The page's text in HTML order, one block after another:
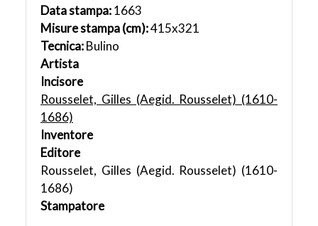
Data stampa:1663
Misure stampa (cm):415x321
Tecnica:Bulino
Artista
Incisore
Rousselet, Gilles (Aegid. Rousselet) (1610-
1686)
Inventore
Editore
Rousselet, Gilles (Aegid. Rousselet) (1610-
1686)
Stampatore